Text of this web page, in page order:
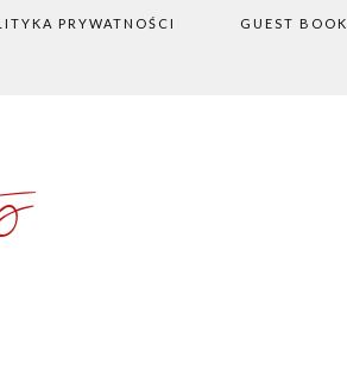
PRYWATNOŚCI GUEST BOOK